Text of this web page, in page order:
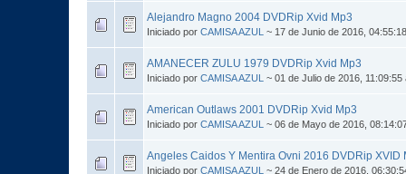
Alejandro Magno 2004 DVDRip Xvid Mp3
Iniciado por CAMISA AZUL ~ 17 de Junio de 2016,
AMANECER ZULU 1979 DVDRip Xvid Mp3
Iniciado por CAMISA AZUL ~ 01 de Julio de 2016, 11:09:55
American Outlaws 2001 DVDRip Xvid Mp3
Iniciado por CAMISA AZUL ~ 06 de Mayo de 2016,
Angeles Caidos Y Mentira Ovni 2016 DVDRip XVID
Iniciado por CAMISA AZUL ~ 24 de Enero de 2016,